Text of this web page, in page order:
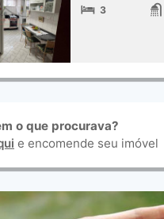
3
o que procurava?
e encomende seu imóvel